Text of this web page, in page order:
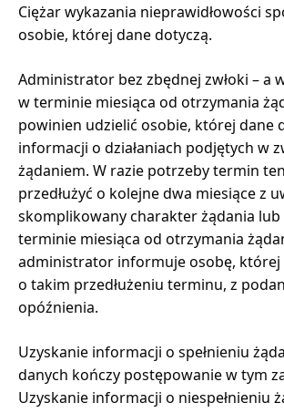
Ciężar wykazania nieprawidłowości
osobie, której dane dotyczą.
Administrator bez zbędnej zwłoki – a
w terminie miesiąca od otrzymania
powinien udzielić osobie, której dane
informacji o działaniach podjętych w
żądaniem. W razie potrzeby termin
przedłużyć o kolejne dwa miesiące z
skomplikowany charakter żądania lub
terminie miesiąca od otrzymania
administrator informuje osobę, której
o takim przedłużeniu terminu, z
opóźnienia.
Uzyskanie informacji o spełnieniu
danych kończy postępowanie w tym
Uzyskanie informacji o niespełnieniu